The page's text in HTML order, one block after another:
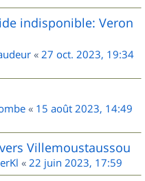
indisponible: Veron
« 27 oct. 2023, 19:34
« 15 août 2023, 14:49
Villemoustaussou
« 22 juin 2023, 17:59